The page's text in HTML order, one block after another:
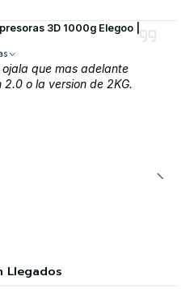
3D 1000g Elegoo |
que mas adelante
o la version de 2KG.
Llegados